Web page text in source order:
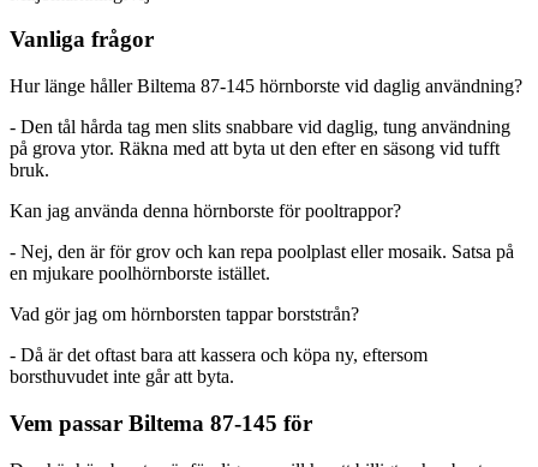
Vanliga frågor
Hur länge håller Biltema 87-145 hörnborste vid daglig användning?
- Den tål hårda tag men slits snabbare vid daglig, tung användning
på grova ytor. Räkna med att byta ut den efter en säsong vid tufft
bruk.
Kan jag använda denna hörnborste för pooltrappor?
- Nej, den är för grov och kan repa poolplast eller mosaik. Satsa på
en mjukare poolhörnborste istället.
Vad gör jag om hörnborsten tappar borststrån?
- Då är det oftast bara att kassera och köpa ny, eftersom
borsthuvudet inte går att byta.
Vem passar Biltema 87-145 för